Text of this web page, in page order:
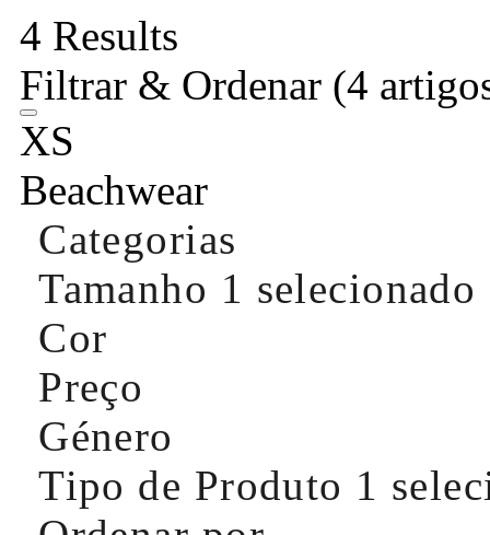
4 Results
Filtrar & Ordenar (4
XS
Beachwear
Categorias
Tamanho 1 selecionado
Cor
Preço
Género
Tipo de Produto 1